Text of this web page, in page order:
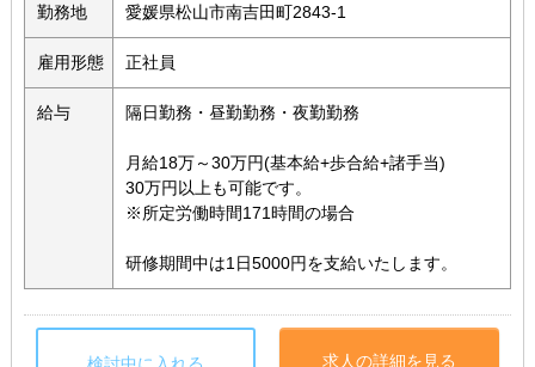
勤務地 愛媛県松山市南吉田町2843-1
雇用形態 正社員
給与 隔日勤務・昼勤勤務・夜勤勤務
月給18万～30万円(基本給+歩合給+諸手当)
30万円以上も可能です。
※所定労働時間171時間の場合
研修期間中は1日5000円を支給いたします。
検討中に入れる 求人の詳細を見る